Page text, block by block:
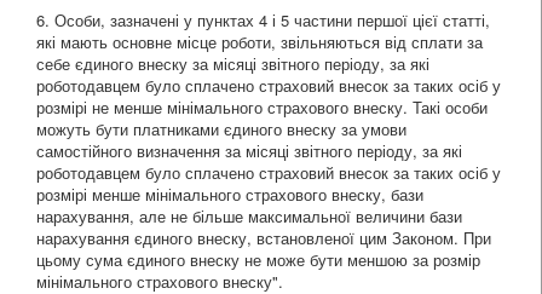
6. Особи, зазначені у пунктах 4 і 5 частини першої цієї статті,
які мають основне місце роботи, звільняються від сплати за
себе єдиного внеску за місяці звітного періоду, за які
роботодавцем було сплачено страховий внесок за таких осіб у
розмірі не менше мінімального страхового внеску. Такі особи
можуть бути платниками єдиного внеску за умови
самостійного визначення за місяці звітного періоду, за які
роботодавцем було сплачено страховий внесок за таких осіб у
розмірі менше мінімального страхового внеску, бази
нарахування, але не більше максимальної величини бази
нарахування єдиного внеску, встановленої цим Законом. При
цьому сума єдиного внеску не може бути меншою за розмір
мінімального страхового внеску".